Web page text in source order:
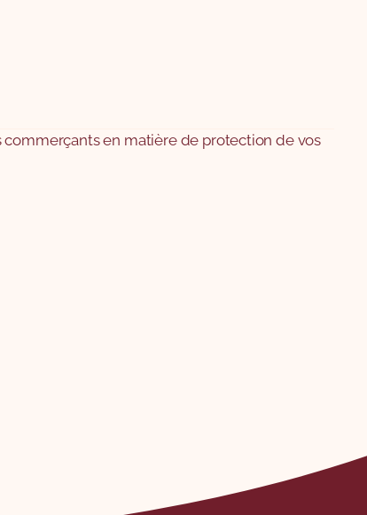
en matière de protection de vos